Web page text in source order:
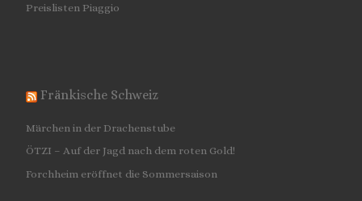
Preislisten Piaggio
Fränkische Schweiz
Märchen in der Drachenstube
ÖTZI – Auf der Jagd nach dem roten Gold!
Forchheim eröffnet die Sommersaison